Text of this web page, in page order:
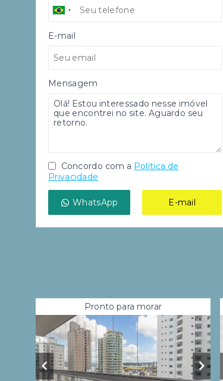
E-mail
Mensagem
Concordo com a Política de
Privacidade
WhatsApp E-mail
Pronto para morar